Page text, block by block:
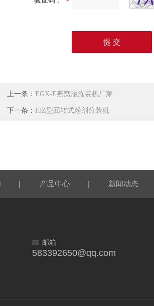
上一条： EGX-E燕窝瓶灌装机厂家
下一条： FJZ型回转式粉剂分装机
| 产品中心 | 新闻动态
邮箱
583392650@qq.com